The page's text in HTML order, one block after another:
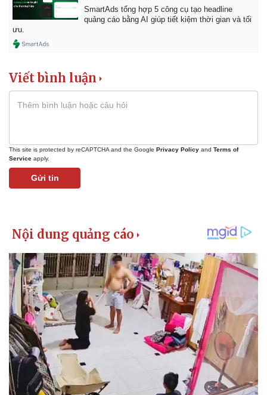
SmartAds tổng hợp 5 công cụ tạo headline
quảng cáo bằng AI giúp tiết kiệm thời gian và tối
ưu.
Viết bình luận
This site is protected by reCAPTCHA and the Google Privacy Policy and Terms of
Service apply.
Gửi tin